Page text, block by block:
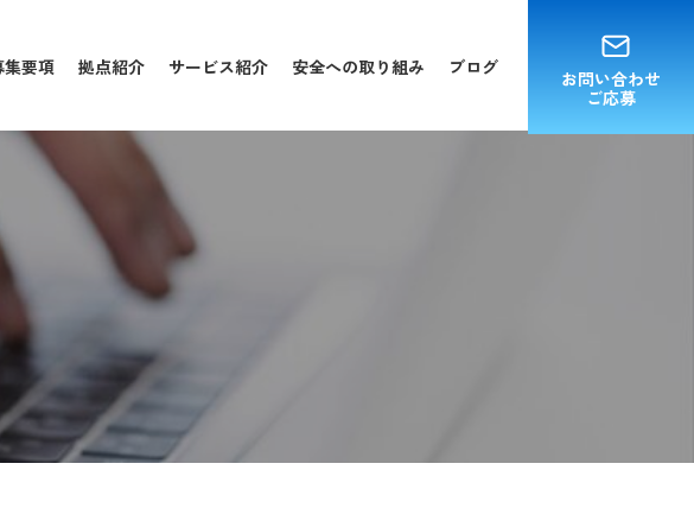
集要項 拠点紹介 サービス紹介 安全への取り組み ブログ
お問い合わせ
ご応募